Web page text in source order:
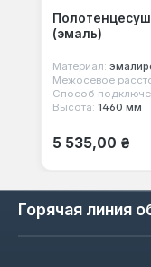
(эмаль)
Материал:
Межосевое
Способ
Высота: 1460 мм
Обычная
5 535,00 ₴
Горячая линия